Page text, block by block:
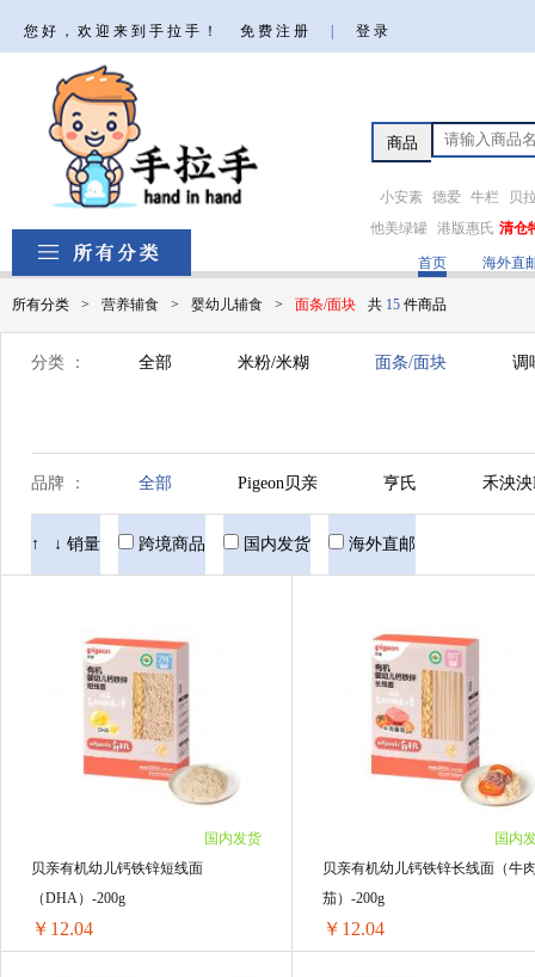
您好，欢迎来到手拉手！ 免费注册 登录
小安素 德爱 牛栏
贝
他美绿罐 港版惠氏 清仓
首页 海外直
所有分类 > 营养辅食 > 婴幼儿辅食 > 面条/面块 共 15 件商品
分类 ： 全部 米粉/米糊 面条/面块 调
品牌 ： 全部 Pigeon贝亲 亨氏 禾泱
↑ ↓ 销量 跨境商品 国内发货 海外直邮
国内发货
贝亲有机幼儿钙铁锌短线面
（DHA）-200g
￥12.04
国内
贝亲有机幼儿钙铁锌长线面（牛
茄）-200g
￥12.04